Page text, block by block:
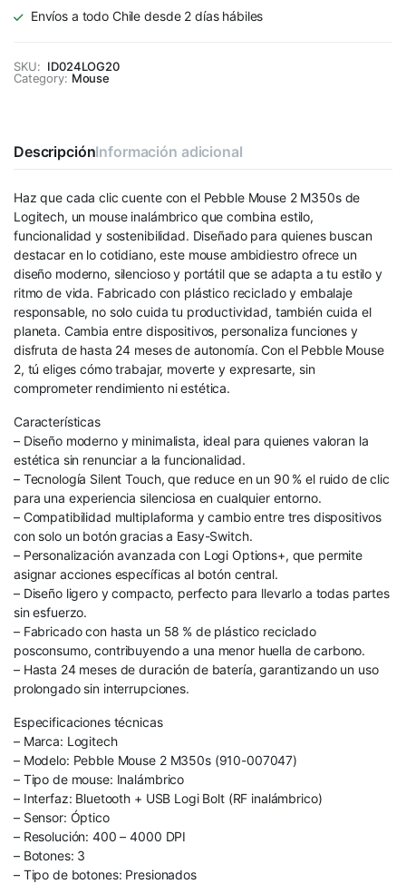
Envíos a todo Chile desde 2 días hábiles
SKU: ID024LOG20
Category: Mouse
DescripciónInformación adicional
Haz que cada clic cuente con el Pebble Mouse 2 M350s de
Logitech, un mouse inalámbrico que combina estilo,
funcionalidad y sostenibilidad. Diseñado para quienes buscan
destacar en lo cotidiano, este mouse ambidiestro ofrece un
diseño moderno, silencioso y portátil que se adapta a tu estilo y
ritmo de vida. Fabricado con plástico reciclado y embalaje
responsable, no solo cuida tu productividad, también cuida el
planeta. Cambia entre dispositivos, personaliza funciones y
disfruta de hasta 24 meses de autonomía. Con el Pebble Mouse
2, tú eliges cómo trabajar, moverte y expresarte, sin
comprometer rendimiento ni estética.
Características
– Diseño moderno y minimalista, ideal para quienes valoran la
estética sin renunciar a la funcionalidad.
– Tecnología Silent Touch, que reduce en un 90 % el ruido de clic
para una experiencia silenciosa en cualquier entorno.
– Compatibilidad multiplaforma y cambio entre tres dispositivos
con solo un botón gracias a Easy-Switch.
– Personalización avanzada con Logi Options+, que permite
asignar acciones específicas al botón central.
– Diseño ligero y compacto, perfecto para llevarlo a todas partes
sin esfuerzo.
– Fabricado con hasta un 58 % de plástico reciclado
posconsumo, contribuyendo a una menor huella de carbono.
– Hasta 24 meses de duración de batería, garantizando un uso
prolongado sin interrupciones.
Especificaciones técnicas
– Marca: Logitech
– Modelo: Pebble Mouse 2 M350s (910-007047)
– Tipo de mouse: Inalámbrico
– Interfaz: Bluetooth + USB Logi Bolt (RF inalámbrico)
– Sensor: Óptico
– Resolución: 400 – 4000 DPI
– Botones: 3
– Tipo de botones: Presionados